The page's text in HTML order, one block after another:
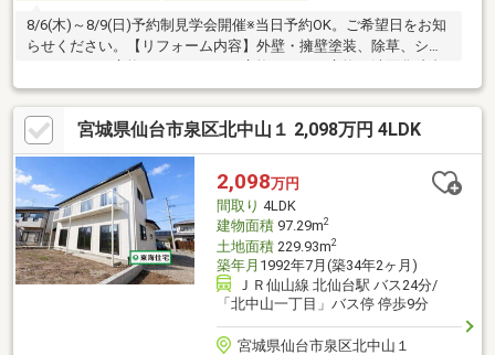
8/6(木)～8/9(日)予約制見学会開催※当日予約OK。ご希望日をお知
らせください。【リフォーム内容】外壁・擁壁塗装、除草、シス
交換、給湯器交換、インターホン設置（全室）火災警報器設置、
照明器具交換（1階）玄関扉交換、室内ドア交換、床材上張り、シ
ューズボックス交換、クロス張替え（2階）クリーニング【周辺施
設】・荒巻小学校まで約1000ｍ（徒歩約13分）・北仙台中学校ま
で約350ｍ（徒歩5分）・ヨークベニマル新荒巻店様まで約1000ｍ
（車約2分）
宮城県仙台市泉区北中山１ 2,098万円 4LDK
2,098万円
間取り 4LDK
建物面積97.29m2
土地面積229.93m2
築年月 1992年7月(築34年2ヶ月)
ＪＲ仙山線 北仙台駅 バス24分/
「北中山一丁目」バス停 停歩9分
宮城県仙台市泉区北中山１